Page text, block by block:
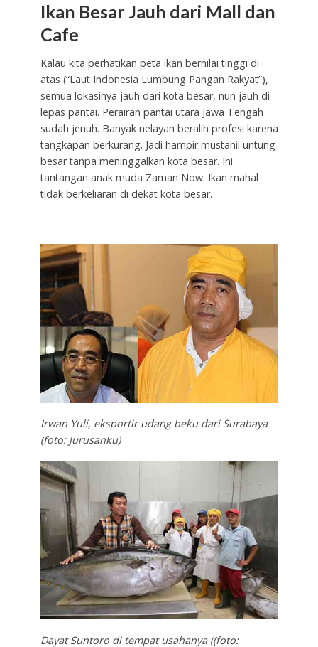
Ikan Besar Jauh dari Mall dan
Cafe
Kalau kita perhatikan peta ikan bernilai tinggi di
atas (“Laut Indonesia Lumbung Pangan Rakyat”),
semua lokasinya jauh dari kota besar, nun jauh di
lepas pantai. Perairan pantai utara Jawa Tengah
sudah jenuh. Banyak nelayan beralih profesi karena
tangkapan berkurang. Jadi hampir mustahil untung
besar tanpa meninggalkan kota besar. Ini
tantangan anak muda Zaman Now. Ikan mahal
tidak berkeliaran di dekat kota besar.
Irwan Yuli, eksportir udang beku dari Surabaya
(foto: Jurusanku)
Dayat Suntoro di tempat usahanya ((foto: